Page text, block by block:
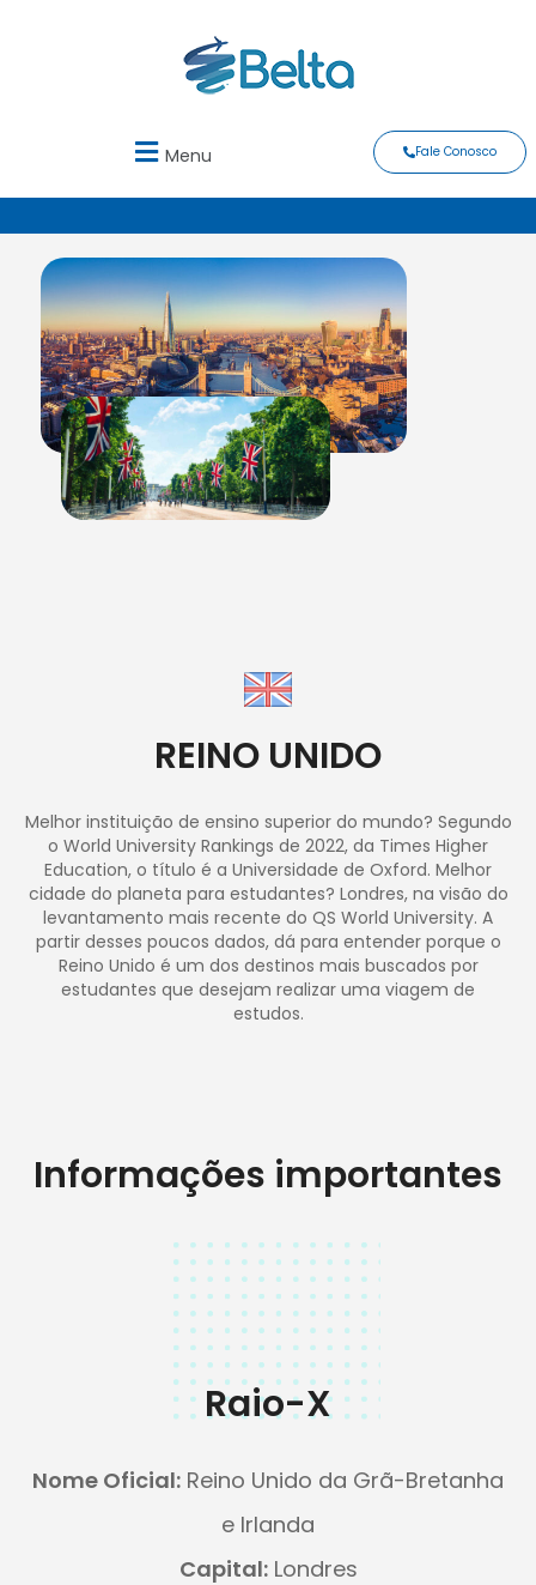
Menu Fale Conosco
REINO UNIDO
Melhor instituição de ensino superior do mundo? Segundo
o World University Rankings de 2022, da Times Higher
Education, o título é a Universidade de Oxford. Melhor
cidade do planeta para estudantes? Londres, na visão do
levantamento mais recente do QS World University. A
partir desses poucos dados, dá para entender porque o
Reino Unido é um dos destinos mais buscados por
estudantes que desejam realizar uma viagem de
estudos.
Informações importantes
Raio-X
Nome Oficial: Reino Unido da Grã-Bretanha
e Irlanda
Capital:Londres